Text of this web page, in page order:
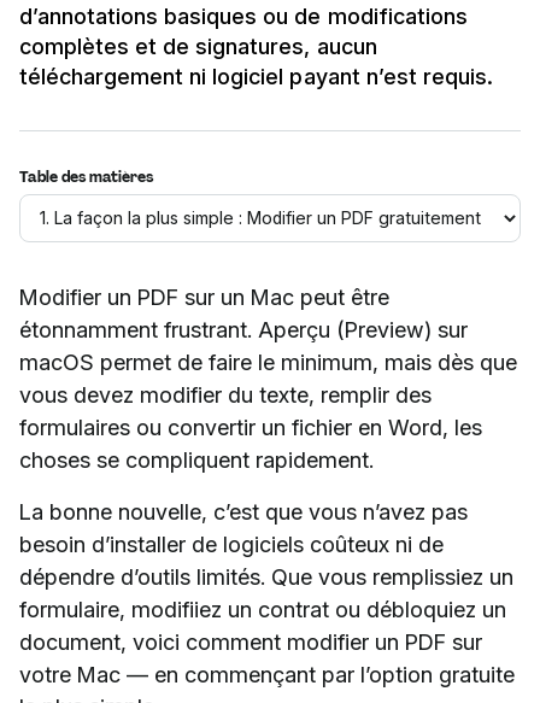
d’annotations basiques ou de modifications
complètes et de signatures, aucun
téléchargement ni logiciel payant n’est requis.
Table des matières
Modifier un PDF sur un Mac peut être
étonnamment frustrant. Aperçu (Preview) sur
macOS permet de faire le minimum, mais dès que
vous devez modifier du texte, remplir des
formulaires ou convertir un fichier en Word, les
choses se compliquent rapidement.
La bonne nouvelle, c’est que vous n’avez pas
besoin d’installer de logiciels coûteux ni de
dépendre d’outils limités. Que vous remplissiez un
formulaire, modifiiez un contrat ou débloquiez un
document, voici comment modifier un PDF sur
votre Mac — en commençant par l’option gratuite